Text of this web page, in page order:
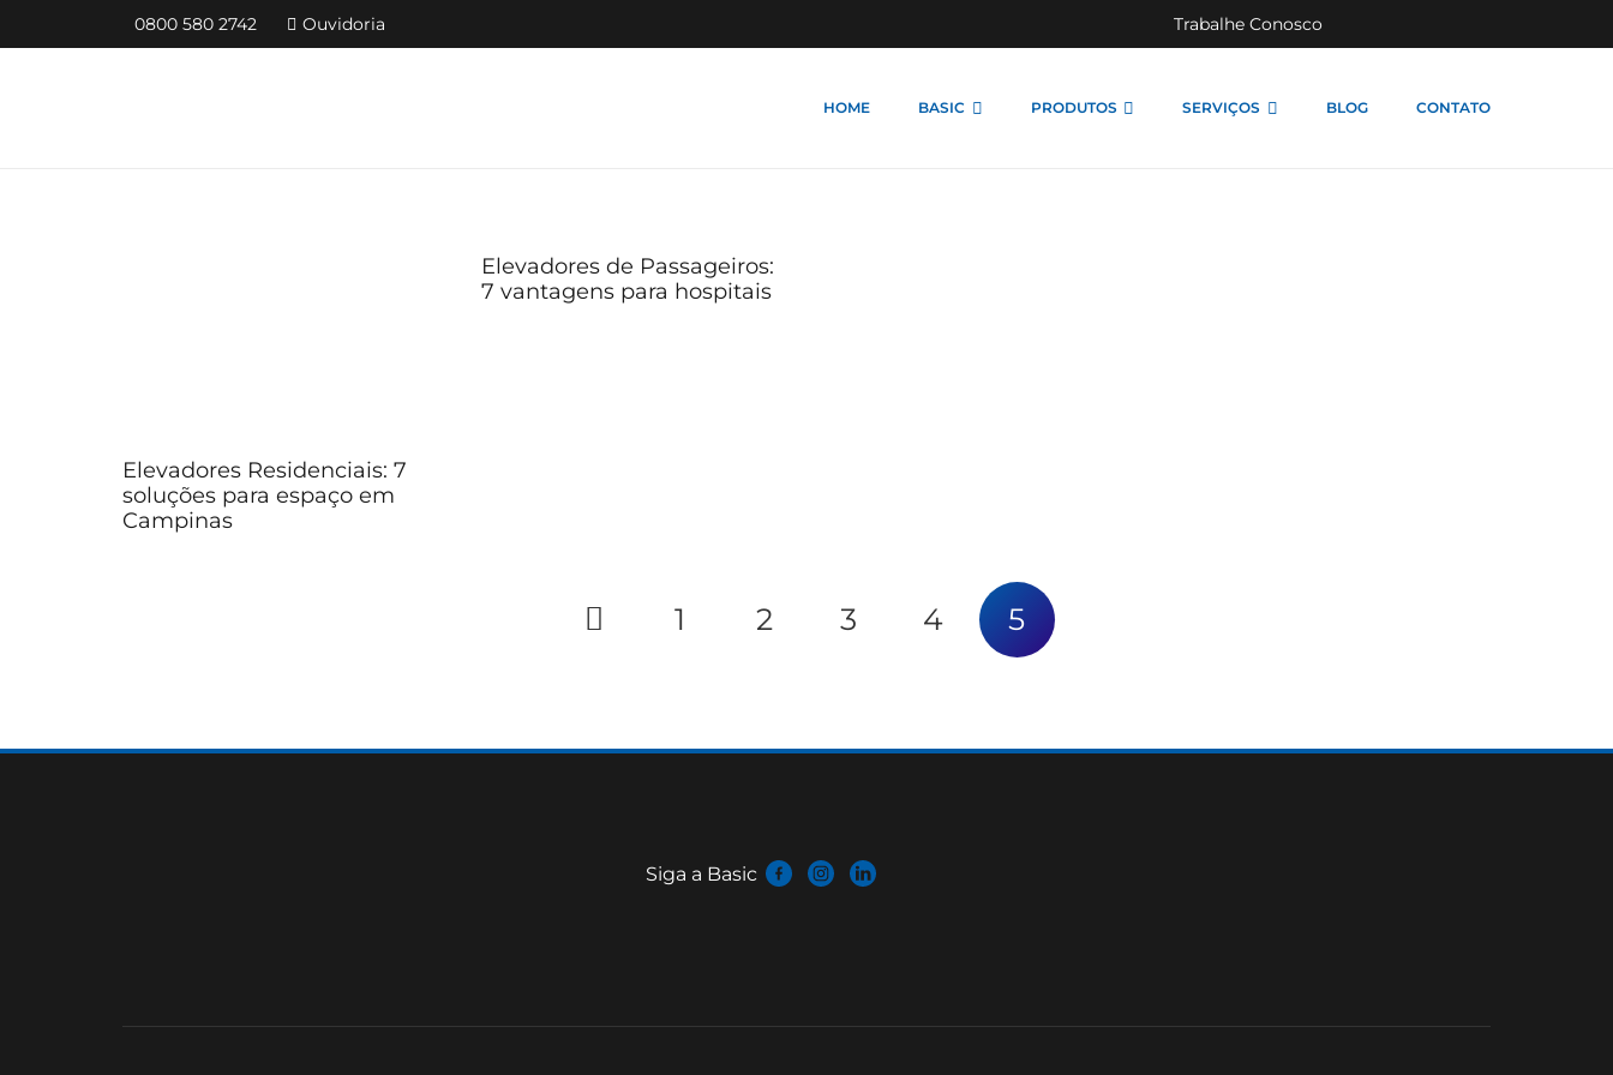
0800 580 2742 Ouvidoria Trabalhe Conosco
HOME BASIC PRODUTOS SERVIÇOS BLOG CONTATO
Elevadores Residenciais: 7
soluções para espaço em
Campinas
Elevadores de Passageiros:
7 vantagens para hospitais
1 2 3 4 5
Siga a Basic